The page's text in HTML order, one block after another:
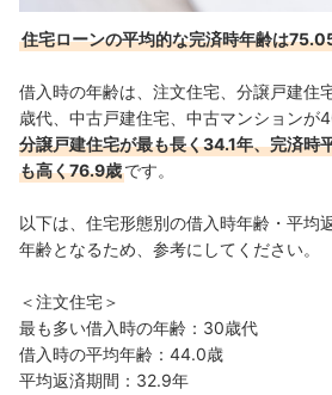
住宅ローンの平均的な完済時年齢は
借入時の年齢は、注文住宅、分譲戸建住
歳代、中古戸建住宅、中古マンションが
分譲戸建住宅が最も長く34.1年、完済時
も高く76.9歳です。
以下は、住宅形態別の借入時年齢・平均
年齢となるため、参考にしてください。
＜注文住宅＞
最も多い借入時の年齢：30歳代
借入時の平均年齢：44.0歳
平均返済期間：32.9年